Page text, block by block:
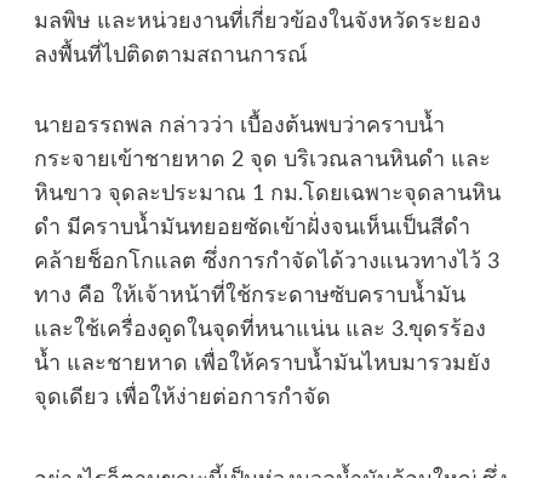
มลพิษ และหน่วยงานที่เกี่ยวข้องในจังหวัดระยอง
ลงพื้นที่ไปติดตามสถานการณ์
นายอรรถพล กล่าวว่า เบื้องต้นพบว่าคราบน้ำ
กระจายเข้าชายหาด 2 จุด บริเวณลานหินดำ และ
หินขาว จุดละประมาณ 1 กม.โดยเฉพาะจุดลานหิน
ดำ มีคราบน้ำมันทยอยซัดเข้าฝั่งจนเห็นเป็นสีดำ
คล้ายช็อกโกแลต ซึ่งการกำจัดได้วางแนวทางไว้ 3
ทาง คือ ให้เจ้าหน้าที่ใช้กระดาษซับคราบน้ำมัน
และใช้เครื่องดูดในจุดที่หนาแน่น และ 3.ขุดรร้อง
น้ำ และชายหาด เพื่อให้คราบน้ำมันไหบมารวมยัง
จุดเดียว เพื่อให้ง่ายต่อการกำจัด